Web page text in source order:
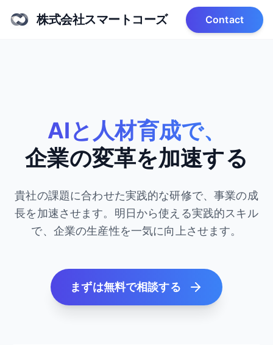
株式会社スマートコーズ Contact
AIと人材育成で、
企業の変革を加速する
貴社の課題に合わせた実践的な研修で、事業の成
長を加速させます。 明日から使える実践的スキル
で、企業の生産性を一気に向上させます。
まずは無料で相談する